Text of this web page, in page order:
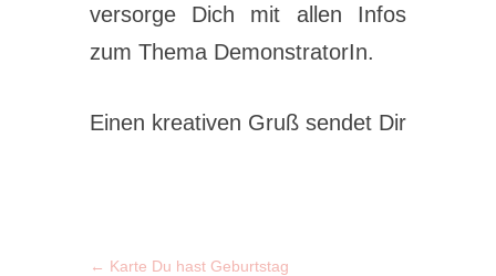
versorge Dich mit allen Infos
zum Thema DemonstratorIn.
Einen kreativen Gruß sendet Dir
← Karte Du hast Geburtstag